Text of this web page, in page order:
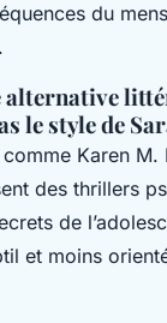
du
le style de
Karen M.
des thrillers
de
et moins